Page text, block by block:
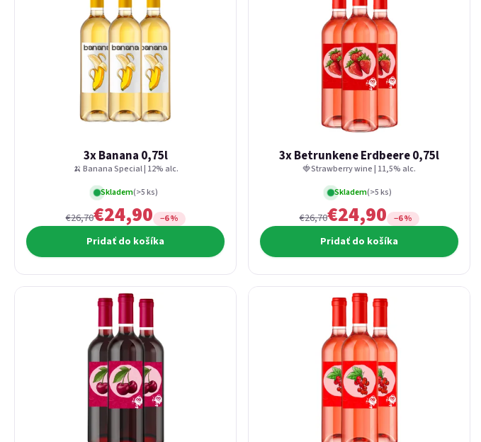
3x Banana 0,75l
🍌 Banana Special | 12% alc.
Skladem(>5 ks)
€26,70€24,90 −6 %
Pridať do košíka
3x Betrunkene Erdbeere 0,75l
🍓Strawberry wine | 11,5% alc.
Skladem(>5 ks)
€26,70€24,90 −6 %
Pridať do košíka